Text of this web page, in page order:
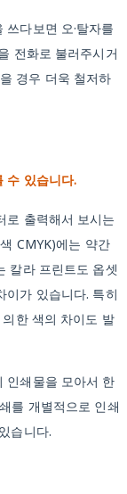
다보면 오·탈자를
전화로 불러주시거
경우 더욱 철저하
수 있습니다.
로 출력해서 보시는
CMYK)에는 약간
칼라 프린트도 옵셋
이가 있습니다. 특히
한 색의 차이도 발
인쇄물을 모아서 한
를 개별적으로 인쇄
습니다.